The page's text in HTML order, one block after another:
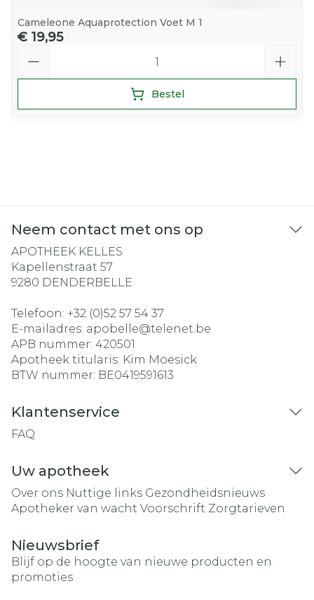
Cameleone Aquaprotection Voet M 1
€ 19,95
Bestel
Neem contact met ons op
APOTHEEK KELLES
Kapellenstraat 57
9280 DENDERBELLE
Telefoon: +32 (0)52 57 54 37
E-mailadres: apobelle@telenet.be
APB nummer: 420501
Apotheek titularis: Kim Moesick
BTW nummer: BE0419591613
Klantenservice
FAQ
Uw apotheek
Over ons Nuttige links Gezondheidsnieuws
Apotheker van wacht Voorschrift Zorgtarieven
Nieuwsbrief
Blijf op de hoogte van nieuwe producten en
promoties